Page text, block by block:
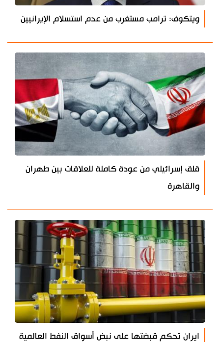
ويتكوف: ترامب مستغرب من عدم استسلام الإيرانيين
قلق إسرائيلي من عودة كاملة للعلاقات بين طهران
والقاهرة
ايران تحكم قبضتها على نبض أسواق النفط العالمية